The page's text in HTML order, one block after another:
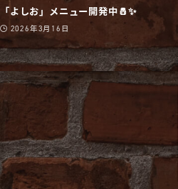
「よしお」メニュー開発中🧂✨
2026年3月16日